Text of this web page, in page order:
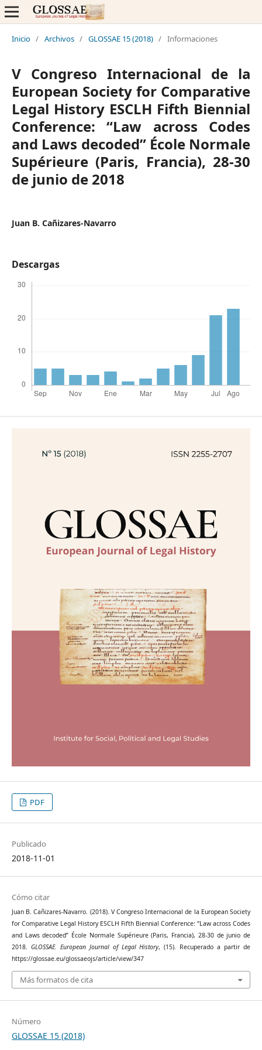
Inicio / Archivos / GLOSSAE 15 (2018) / Informaciones
V Congreso Internacional de la
European Society for Comparative
Legal History ESCLH Fifth Biennial
Conference: “Law across Codes
and Laws decoded” École Normale
Supérieure (Paris, Francia), 28-30
de junio de 2018
Juan B. Cañizares-Navarro
Descargas
PDF
Publicado
2018-11-01
Cómo citar
Juan B. Cañizares-Navarro. (2018). V Congreso Internacional de la European Society
for Comparative Legal History ESCLH Fifth Biennial Conference: “Law across Codes
and Laws decoded” École Normale Supérieure (Paris, Francia), 28-30 de junio de
2018. GLOSSAE. European Journal of Legal History, (15). Recuperado a partir de
https://glossae.eu/glossaeojs/article/view/347
Más formatos de cita
Número
GLOSSAE 15 (2018)